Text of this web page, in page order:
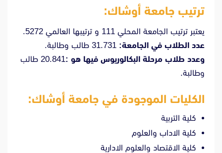
ترتيب جامعة أوشاك:
يعتبر ترتيب الجامعة المحلي 111 و ترتيبها العالمي 5272.
عدد الطلاب في الجامعة:
وعدد طلاب مرحلة البكالوريوس فيها هو :
20.841 طالب
وطالبة.
الكليات الموجودة في جامعة أوشاك:
كلية التربية
كلية الاداب والعلوم
كلية الاقتصاد والعلوم الادارية